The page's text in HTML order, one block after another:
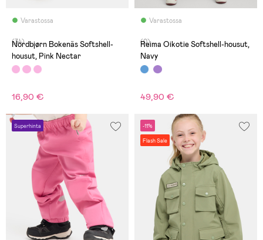
Varastossa
(34)
Nordbjørn Bokenäs Softshell-
housut, Pink Nectar
16,90 €
Varastossa
(0)
Reima Oikotie Softshell-housut,
Navy
49,90 €
Superhinta -11%
Flash Sale